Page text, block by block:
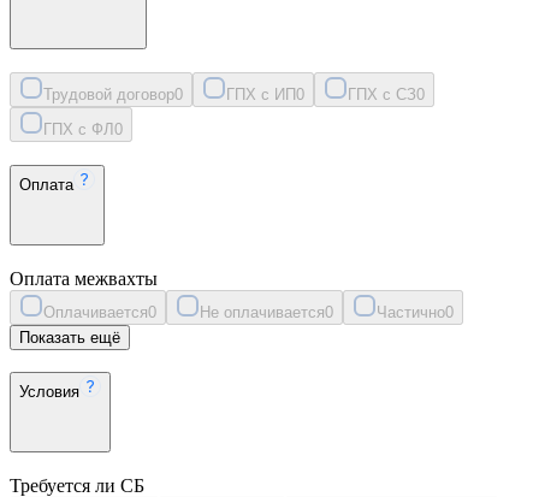
Трудовой договор0 ГПХ с ИП0 ГПХ с СЗ0
ГПХ с ФЛ 0
Оплата
Оплата межвахты
Оплачивается0 Не оплачивается0 Частично0
Показать ещё
Условия
Требуется ли СБ